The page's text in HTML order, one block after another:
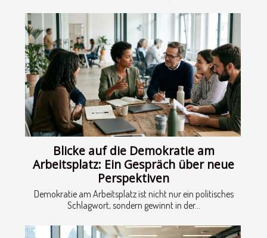
Blicke auf die Demokratie am
Arbeitsplatz: Ein Gespräch über neue
Perspektiven
Demokratie am Arbeitsplatz ist nicht nur ein politisches
Schlagwort, sondern gewinnt in der...